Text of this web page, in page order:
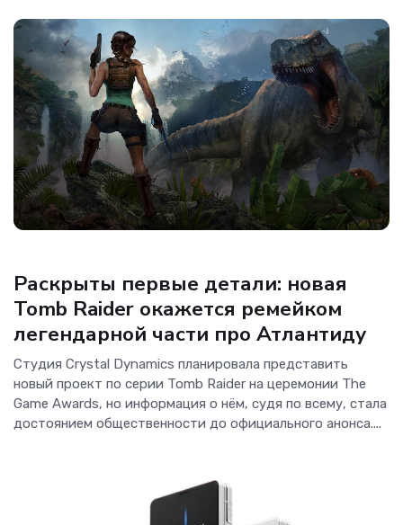
Раскрыты первые детали: новая
Tomb Raider окажется ремейком
легендарной части про Атлантиду
Студия Crystal Dynamics планировала представить
новый проект по серии Tomb Raider на церемонии The
Game Awards, но информация о нём, судя по всему, стала
достоянием общественности до официального анонса....